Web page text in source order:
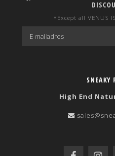
*Except all VENUS
SNEAKY
High End